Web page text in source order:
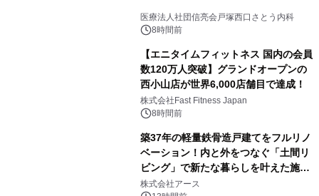
医療法人社団信亮会戸塚西口さとう内科
8時間前
【エニタイムフィットネス 国内の会員
数120万人突破】グランドオープンの
西小山店が世界6,000店舗目で達成！
株式会社Fast Fitness Japan
8時間前
築37年の軽量鉄骨造戸建てをフルリノ
ベーション！内と外をつなぐ「土間リ
ビング」で新たな暮らしを叶えた施工
事例を株式会社アースが公開
株式会社アース